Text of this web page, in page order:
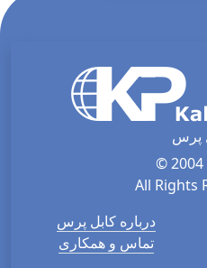
پرس
© 2004
All Rights
درباره کابل پرس
تماس و همکاری